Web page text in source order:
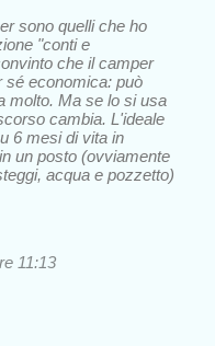
sono quelli che ho
"conti e
che il camper
sé economica: può
molto. Ma se lo si usa
cambia. L'ideale
6 mesi di vita in
un posto (ovviamente
acqua e pozzetto)
11:13